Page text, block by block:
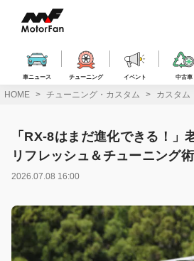
ス
車ニュース チューニング イベント 中古車
HOME チューニング・カスタム カスタム
「RX-8はまだ進化できる！」
リフレッシュ＆チューニング
2026.07.08 16:00